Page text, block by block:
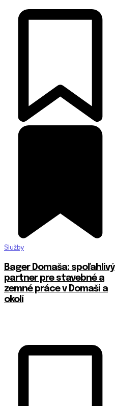
Služby
Bager Domaša: spoľahlivý
partner pre stavebné a
zemné práce v Domaši a
okolí